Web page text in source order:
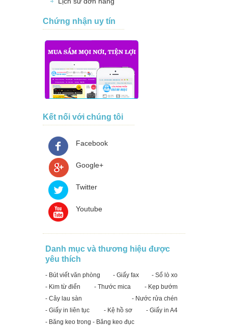
Chứng nhận uy tín
Kết nối với chúng tôi
Facebook
Google+
Twitter
Youtube
Danh mục và thương hiệu được
yêu thích
- Bút viết văn phòng - Giấy fax
- Sổ lò xo
- Kim từ điển
- Thước mica
- Kẹp bướm
- Cây lau sàn
- Nước rửa chén
- Giấy in liên tục
- Kệ hồ sơ
- Giấy in A4
- Băng keo trong - Băng keo đục